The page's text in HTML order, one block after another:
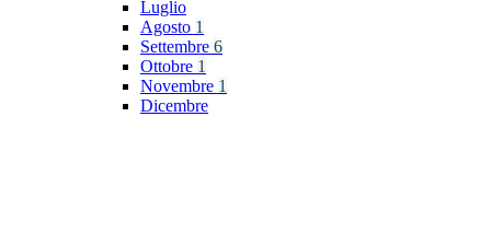
Luglio
Agosto 1
Settembre 6
Ottobre 1
Novembre 1
Dicembre